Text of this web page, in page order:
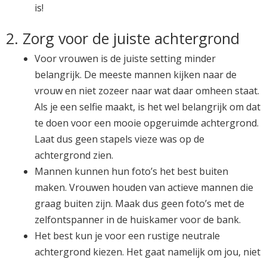
is!
2. Zorg voor de juiste achtergrond
Voor vrouwen is de juiste setting minder
belangrijk. De meeste mannen kijken naar de
vrouw en niet zozeer naar wat daar omheen staat.
Als je een selfie maakt, is het wel belangrijk om dat
te doen voor een mooie opgeruimde achtergrond.
Laat dus geen stapels vieze was op de
achtergrond zien.
Mannen kunnen hun foto’s het best buiten
maken. Vrouwen houden van actieve mannen die
graag buiten zijn. Maak dus geen foto’s met de
zelfontspanner in de huiskamer voor de bank.
Het best kun je voor een rustige neutrale
achtergrond kiezen. Het gaat namelijk om jou, niet